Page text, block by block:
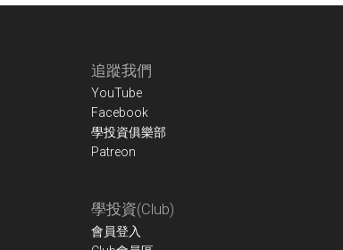
追蹤我們
YouTube
Facebook
學投資俱樂部
Patreon
學投資(Club)
會員登入